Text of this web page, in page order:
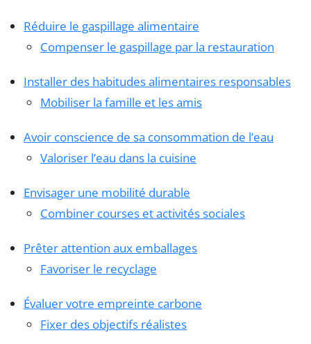
Réduire le gaspillage alimentaire
Compenser le gaspillage par la restauration
Installer des habitudes alimentaires responsables
Mobiliser la famille et les amis
Avoir conscience de sa consommation de l’eau
Valoriser l’eau dans la cuisine
Envisager une mobilité durable
Combiner courses et activités sociales
Prêter attention aux emballages
Favoriser le recyclage
Évaluer votre empreinte carbone
Fixer des objectifs réalistes